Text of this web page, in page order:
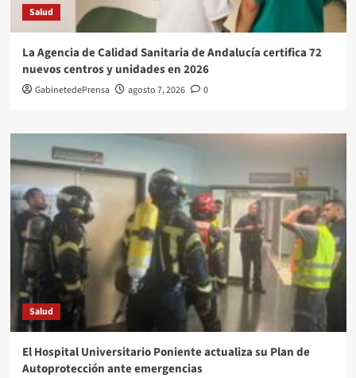
Salud
La Agencia de Calidad Sanitaria de Andalucía certifica 72
nuevos centros y unidades en 2026
GabinetedePrensa agosto 7, 2026 0
Salud
El Hospital Universitario Poniente actualiza su Plan de
Autoprotección ante emergencias